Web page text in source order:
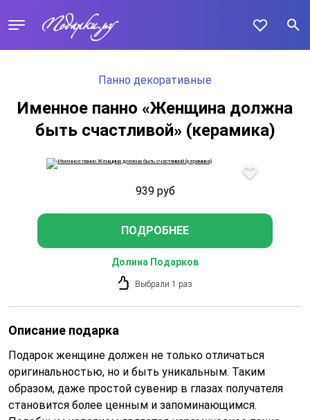
Панно декоративные
Именное панно «Женщина должна
быть счастливой» (керамика)
939 руб
ПОДРОБНЕЕ
Долина Подарков
Выбрали 1 раз
Описание подарка
Подарок женщине должен не только отличаться
оригинальностью, но и быть уникальным. Таким
образом, даже простой сувенир в глазах получателя
становится более ценным и запоминающимся.